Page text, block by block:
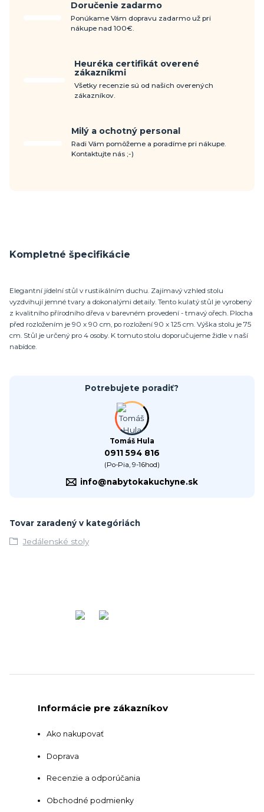
Doručenie zadarmo
Ponúkame Vám dopravu zadarmo už pri
nákupe nad 100€.
Heuréka certifikát overené
zákazníkmi
Všetky recenzie sú od našich overených
zákazníkov.
Milý a ochotný personal
Radi Vám pomôžeme a poradíme pri nákupe.
Kontaktujte nás ;-)
Kompletné špecifikácie
Elegantní jídelní stůl v rustikálním duchu. Zajímavý vzhled stolu
vyzdvihují jemné tvary a dokonalými detaily. Tento kulatý stůl je vyrobený
z kvalitního přírodního dřeva v barevném provedení - tmavý ořech. Plocha
před rozložením je 90 x 90 cm, po rozložení 90 x 125 cm. Výška stolu je 75
cm. Stůl je určený pro 4 osoby. K tomuto stolu doporučujeme židle v naší
nabídce.
Potrebujete poradiť?
Tomáš Hula
0911 594 816
(Po-Pia, 9-16hod)
info@nabytokakuchyne.sk
Tovar zaradený v kategóriách
Jedálenské stoly
Informácie pre zákazníkov
Ako nakupovať
Doprava
Recenzie a odporúčania
Obchodné podmienky